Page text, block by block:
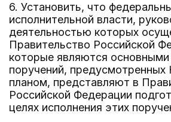
6. Установить, что
исполнительной власти,
деятельностью которых
Правительство Российской
которые являются основными
поручений,
планом, представляют в
Российской Федерации
целях исполнения этих